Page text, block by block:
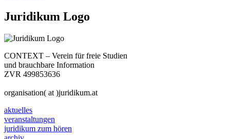
Juridikum Logo
CONTEXT – Verein für freie Studien
und brauchbare Information
ZVR 499853636
organisation( at )juridikum.at
aktuelles
veranstaltungen
juridikum zum hören